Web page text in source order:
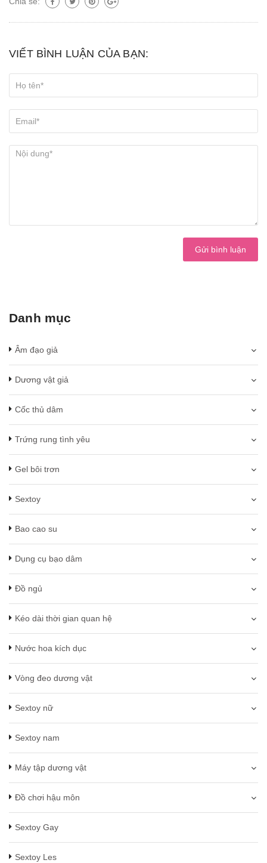
VIẾT BÌNH LUẬN CỦA BẠN:
Gửi bình luận
Danh mục
Âm đạo giả
Dương vật giả
Cốc thủ dâm
Trứng rung tình yêu
Gel bôi trơn
Sextoy
Bao cao su
Dụng cụ bạo dâm
Đồ ngủ
Kéo dài thời gian quan hệ
Nước hoa kích dục
Vòng đeo dương vật
Sextoy nữ
Sextoy nam
Máy tập dương vật
Đồ chơi hậu môn
Sextoy Gay
Sextoy Les